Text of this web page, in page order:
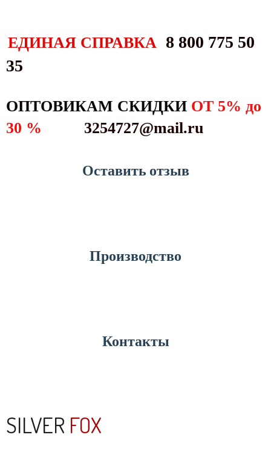
ЕДИНАЯ СПРАВКА 8 800 775 50
35
ОПТОВИКАМ СКИДКИ ОТ 5% до
30 % 3254727@mail.ru
Оставить отзыв
Производство
Контакты
SILVER FOX